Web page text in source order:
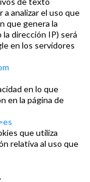
analizar el uso que
que genera la
dirección IP) será
en los servidores
en lo que
en la página de
que utiliza
relativa al uso que
.